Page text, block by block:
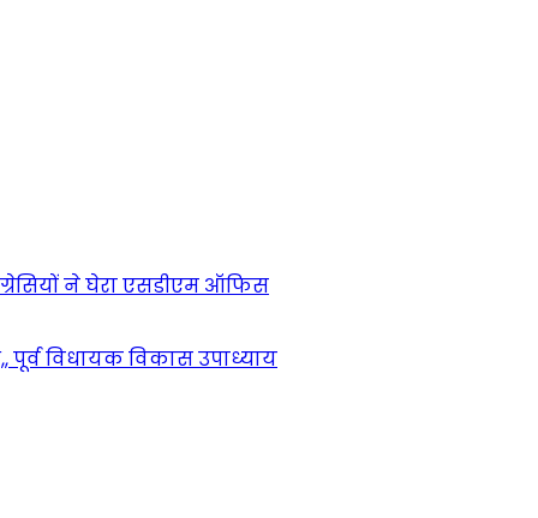
ने घेरा एसडीएम ऑफिस
विधायक विकास उपाध्याय